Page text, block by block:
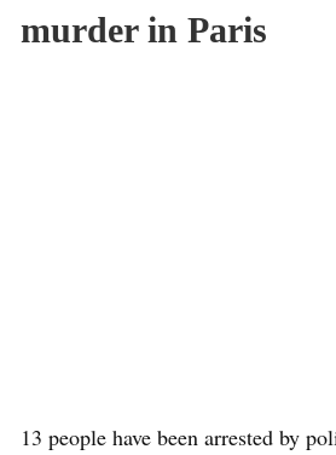
murder in Paris
13 people have been arrested by